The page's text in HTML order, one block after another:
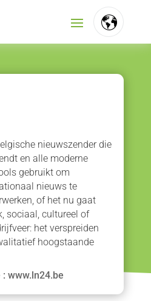
nieuwszender die
en alle moderne
gebruikt om
nieuws te
of het nu gaat
sociaal, cultureel of
het verspreiden
hoogstaande
www.ln24.be